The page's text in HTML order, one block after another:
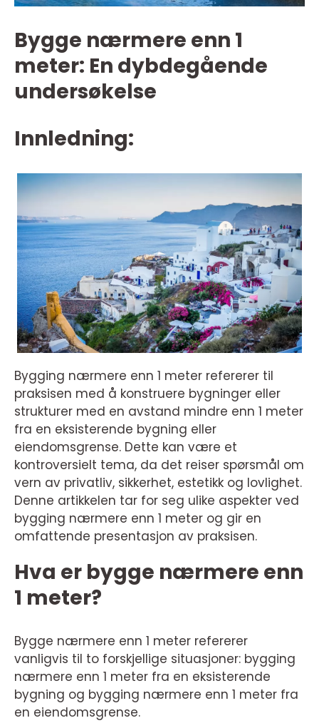
Bygge nærmere enn 1
meter: En dybdegående
undersøkelse
Innledning:
Bygging nærmere enn 1 meter refererer til
praksisen med å konstruere bygninger eller
strukturer med en avstand mindre enn 1 meter
fra en eksisterende bygning eller
eiendomsgrense. Dette kan være et
kontroversielt tema, da det reiser spørsmål om
vern av privatliv, sikkerhet, estetikk og lovlighet.
Denne artikkelen tar for seg ulike aspekter ved
bygging nærmere enn 1 meter og gir en
omfattende presentasjon av praksisen.
Hva er bygge nærmere enn
1 meter?
Bygge nærmere enn 1 meter refererer
vanligvis til to forskjellige situasjoner: bygging
nærmere enn 1 meter fra en eksisterende
bygning og bygging nærmere enn 1 meter fra
en eiendomsgrense.